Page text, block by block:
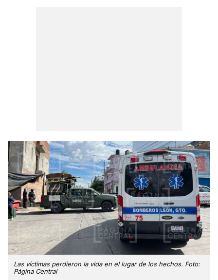
Las víctimas perdieron la vida en el lugar de los hechos. Foto:
Página Central